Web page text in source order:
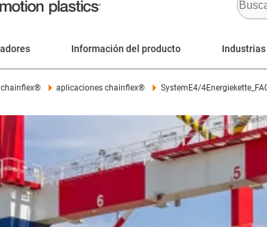
Información del producto Industrias
aplicaciones chainflex® SystemE4/